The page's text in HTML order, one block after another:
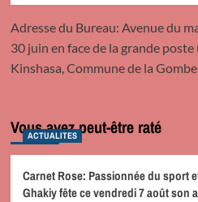
Adresse du Bureau: Avenue du
30 juin en face de la grande
Kinshasa, Commune de la
Vous avez peut-être raté
ACTUALITES
Carnet Rose: Passionnée du sport
Ghakiy fête ce vendredi 7 août son